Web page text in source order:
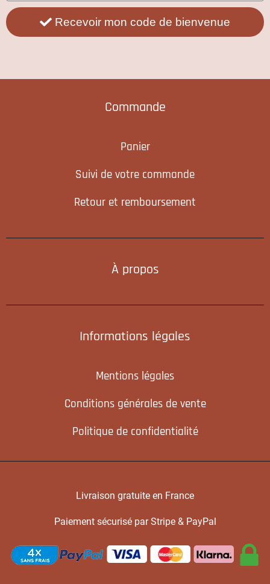
Recevoir mon code de bienvenue
Commande
Panier
Suivi de votre commande
Retour et remboursement
À propos
Informations légales
Mentions légales
Conditions générales de vente
Politique de confidentialité
Livraison gratuite en France
Paiement sécurisé par Stripe & PayPal